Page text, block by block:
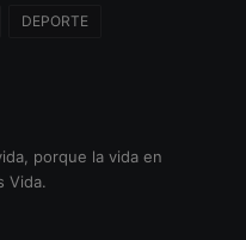
DEPORTE
porque la vida en
Vida.